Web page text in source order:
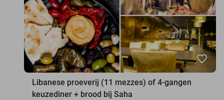
favorite_border
Libanese proeverij (11 mezzes) of 4-gangen
keuzediner + brood bij Saha